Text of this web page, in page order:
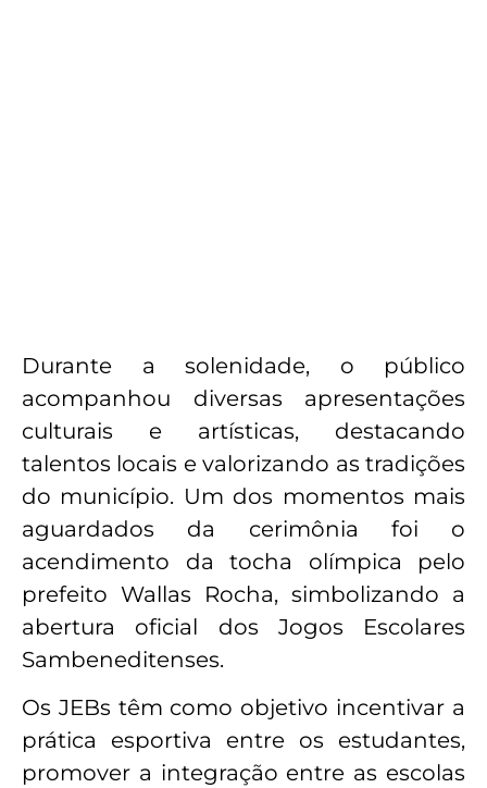
Durante a solenidade, o público
acompanhou diversas apresentações
culturais e artísticas, destacando
talentos locais e valorizando as tradições
do município. Um dos momentos mais
aguardados da cerimônia foi o
acendimento da tocha olímpica pelo
prefeito Wallas Rocha, simbolizando a
abertura oficial dos Jogos Escolares
Sambeneditenses.
Os JEBs têm como objetivo incentivar a
prática esportiva entre os estudantes,
promover a integração entre as escolas